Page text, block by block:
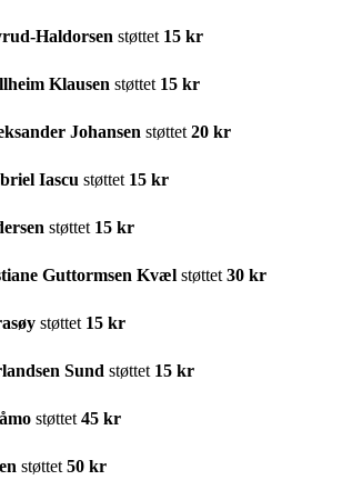
Haldorsen støttet 15 kr
Klausen støttet 15 kr
Johansen støttet 20 kr
Iascu støttet 15 kr
støttet 15 kr
Guttormsen Kvæl støttet 30 kr
støttet 15 kr
Sund støttet 15 kr
støttet 45 kr
støttet 50 kr